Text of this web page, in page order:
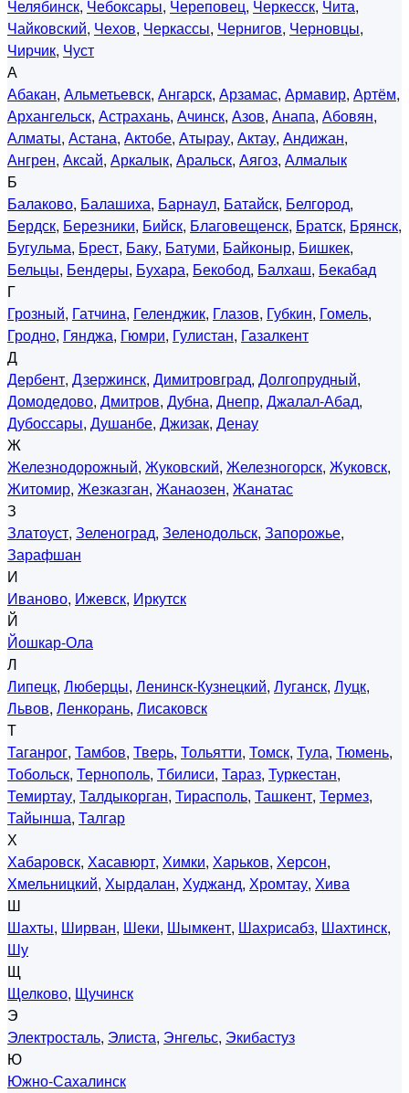
Челябинск, Чебоксары, Череповец, Черкесск, Чита,
Чайковский, Чехов, Черкассы, Чернигов, Черновцы,
Чирчик, Чуст
А
Абакан, Альметьевск, Ангарск, Арзамас, Армавир, Артём,
Архангельск, Астрахань, Ачинск, Азов, Анапа, Абовян,
Алматы, Астана, Актобе, Атырау, Актау, Андижан,
Ангрен, Аксай, Аркалык, Аральск, Аягоз, Алмалык
Б
Балаково, Балашиха, Барнаул, Батайск, Белгород,
Бердск, Березники, Бийск, Благовещенск, Братск, Брянск,
Бугульма, Брест, Баку, Батуми, Байконыр, Бишкек,
Бельцы, Бендеры, Бухара, Бекобод, Балхаш, Бекабад
Г
Грозный, Гатчина, Геленджик, Глазов, Губкин, Гомель,
Гродно, Гянджа, Гюмри, Гулистан, Газалкент
Д
Дербент, Дзержинск, Димитровград, Долгопрудный,
Домодедово, Дмитров, Дубна, Днепр, Джалал-Абад,
Дубоссары, Душанбе, Джизак, Денау
Ж
Железнодорожный, Жуковский, Железногорск, Жуковск,
Житомир, Жезказган, Жанаозен, Жанатас
З
Златоуст, Зеленоград, Зеленодольск, Запорожье,
Зарафшан
И
Иваново, Ижевск, Иркутск
Й
Йошкар-Ола
Л
Липецк, Люберцы, Ленинск-Кузнецкий, Луганск, Луцк,
Львов, Ленкорань, Лисаковск
Т
Таганрог, Тамбов, Тверь, Тольятти, Томск, Тула, Тюмень,
Тобольск, Тернополь, Тбилиси, Тараз, Туркестан,
Темиртау, Талдыкорган, Тирасполь, Ташкент, Термез,
Тайынша, Талгар
Х
Хабаровск, Хасавюрт, Химки, Харьков, Херсон,
Хмельницкий, Хырдалан, Худжанд, Хромтау, Хива
Ш
Шахты, Ширван, Шеки, Шымкент, Шахрисабз, Шахтинск,
Шу
Щ
Щелково, Щучинск
Э
Электросталь, Элиста, Энгельс, Экибастуз
Ю
Южно-Сахалинск